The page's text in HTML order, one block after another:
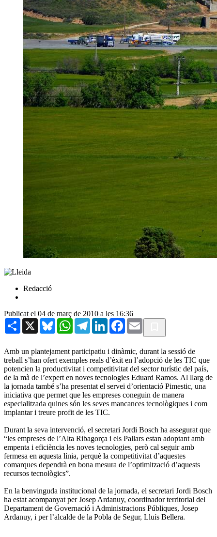
Redacció
Publicat el 04 de març de 2010 a les 16:36
Share X BlueskyWhatsAppTelegramLinkedInFacebook
Email
Amb un plantejament participatiu i dinàmic, durant la sessió de
treball s’han ofert exemples reals d’èxit en l’adopció de les TIC que
potencien la productivitat i competitivitat del sector turístic del país,
de la mà de l’expert en noves tecnologies Eduard Ramos. Al llarg de
la jornada també s’ha presentat el servei d’orientació Pimestic, una
iniciativa que permet que les empreses coneguin de manera
especialitzada quines són les seves mancances tecnològiques i com
implantar i treure profit de les TIC.
Durant la seva intervenció, el secretari Jordi Bosch ha assegurat que
“les empreses de l’Alta Ribagorça i els Pallars estan adoptant amb
empenta i eficiència les noves tecnologies, però cal seguir amb
fermesa en aquesta línia, perquè la competitivitat d’aquestes
comarques dependrà en bona mesura de l’optimització d’aquests
recursos tecnològics”.
En la benvinguda institucional de la jornada, el secretari Jordi Bosch
ha estat acompanyat per Josep Ardanuy, coordinador territorial del
Departament de Governació i Administracions Públiques, Josep
Ardanuy, i per l’alcalde de la Pobla de Segur, Lluís Bellera.